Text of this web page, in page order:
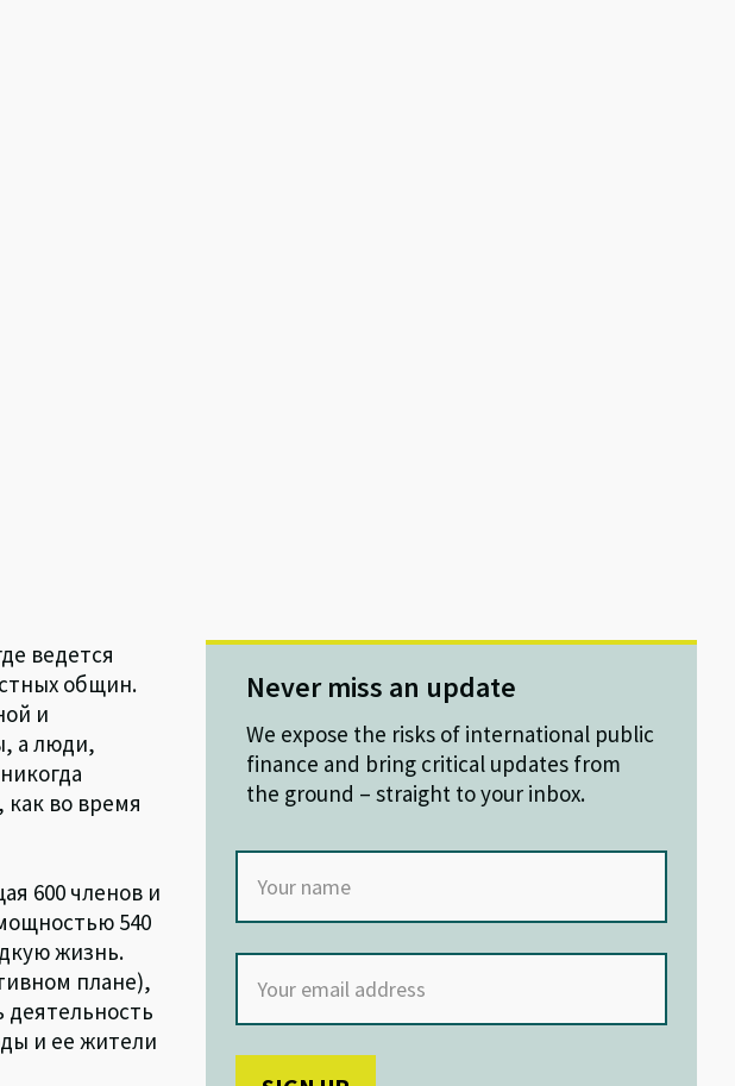
ведется
общин.
и
а люди,
во время
600 членов и
540
жизнь.
плане),
и ее жители
Never miss an update
We expose the risks of international public
finance and bring critical updates from
the ground – straight to your inbox.